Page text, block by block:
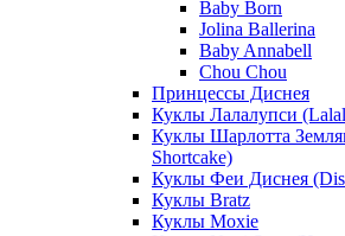
Baby Born
Jolina Ballerina
Baby Annabell
Chou Chou
Принцессы Диснея
Куклы Лалалупси
Куклы Шарлотта
Shortcake)
Куклы Феи Диснея
Куклы Bratz
Куклы Moxie